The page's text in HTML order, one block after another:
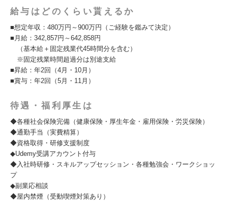
給与はどのくらい貰えるか
■想定年収：480万円～900万円（ご経験を鑑みて決定）
■月給：342,857円～642,858円
（基本給＋固定残業代45時間分を含む）
※固定残業時間超過分は別途支給
■昇給：年2回（4月・10月）
■賞与：年2回（5月・11月）
待遇・福利厚生は
◆各種社会保険完備（健康保険・厚生年金・雇用保険・労災保険）
◆通勤手当（実費精算）
◆資格取得・研修支援制度
◆Udemy受講アカウント付与
◆入社時研修・スキルアップセッション・各種勉強会・ワークショッ
プ
◆副業応相談
◆屋内禁煙（受動喫煙対策あり）